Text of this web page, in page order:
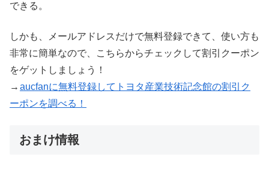
できる。
しかも、メールアドレスだけで無料登録できて、使い方も
非常に簡単なので、こちらからチェックして割引クーポン
をゲットしましょう！
→ aucfanに無料登録してトヨタ産業技術記念館の割引ク
ーポンを調べる！
おまけ情報